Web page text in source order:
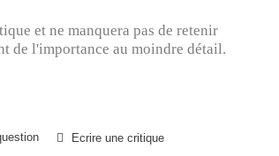
et ne manquera pas de retenir
de l'importance au moindre détail.
Ecrire une critique